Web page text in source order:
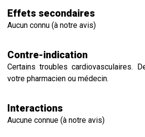
Effets secondaires
Aucun connu (à notre avis)
Contre-indication
Certains troubles cardiovasculaires.
votre pharmacien ou médecin.
Interactions
Aucune connue (à notre avis)